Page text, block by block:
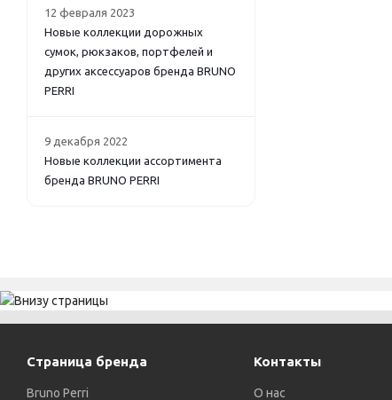
12 февраля 2023
Новые коллекции дорожных
сумок, рюкзаков, портфелей и
других аксессуаров бренда BRUNO
PERRI
9 декабря 2022
Новые коллекции ассортимента
бренда BRUNO PERRI
Страница бренда
Bruno Perri
Контакты
О нас